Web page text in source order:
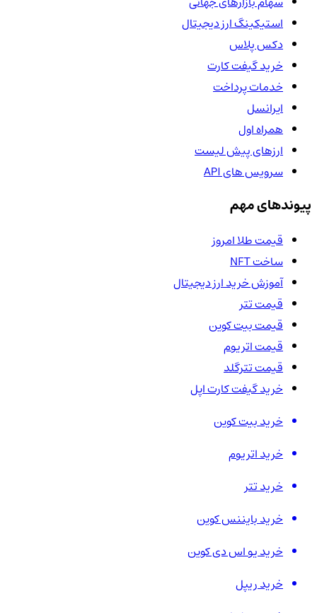
استیکینگ ارز دیجیتال
دکس پلاس
خرید گیفت کارت
خدمات پرداخت
ایرانسل
همراه اول
ارزهای پیش لیست
سرویس های API
پیوندهای مهم
قیمت طلا امروز
ساخت NFT
آموزش خرید ارز دیجیتال
قیمت تتر
قیمت بیت کوین
قیمت اتریوم
قیمت تترگلد
خرید گیفت کارت اپل
خرید بیت کوین
خرید اتریوم
خرید تتر
خرید بایننس کوین
خرید یو اس دی کوین
خرید ریپل